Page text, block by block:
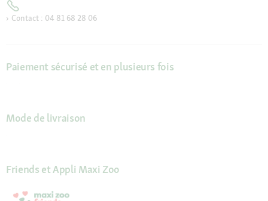
Contact : 04 81 68 28 06
Paiement sécurisé et en plusieurs fois
Mode de livraison
Friends et Appli Maxi Zoo